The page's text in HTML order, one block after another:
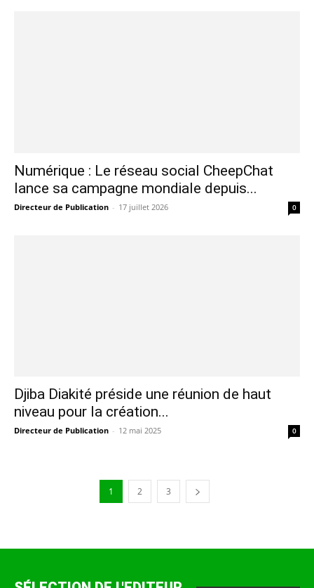
Numérique : Le réseau social CheepChat
lance sa campagne mondiale depuis...
Directeur de Publication - 17 juillet 2026 0
Djiba Diakité préside une réunion de haut
niveau pour la création...
Directeur de Publication - 12 mai 2025 0
1 2 3